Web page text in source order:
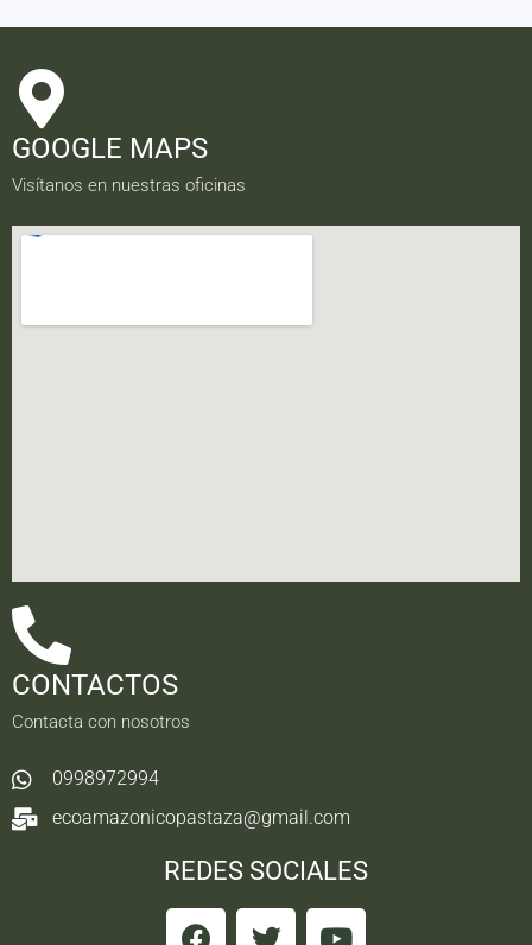
GOOGLE MAPS
Visítanos en nuestras oficinas
CONTACTOS
Contacta con nosotros
0998972994
ecoamazonicopastaza@gmail.com
REDES SOCIALES